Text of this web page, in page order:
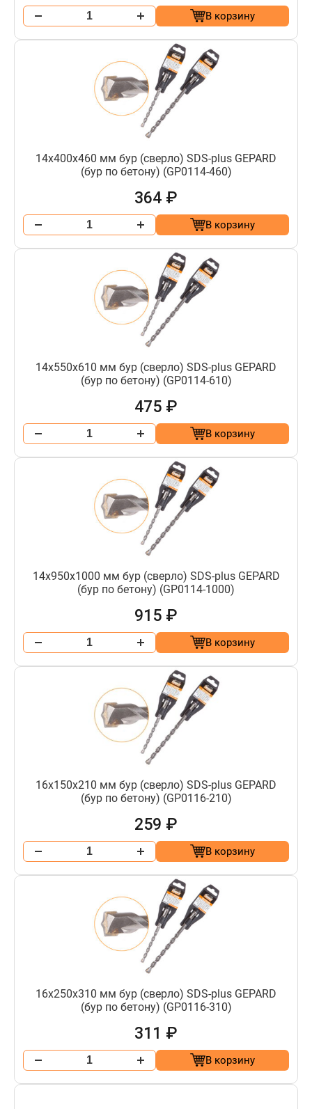
В корзину
14х400х460 мм бур (сверло) SDS-plus GEPARD
(бур по бетону) (GP0114-460)
364 ₽
В корзину
14х550х610 мм бур (сверло) SDS-plus GEPARD
(бур по бетону) (GP0114-610)
475 ₽
В корзину
14х950х1000 мм бур (сверло) SDS-plus GEPARD
(бур по бетону) (GP0114-1000)
915 ₽
В корзину
16х150х210 мм бур (сверло) SDS-plus GEPARD
(бур по бетону) (GP0116-210)
259 ₽
В корзину
16х250х310 мм бур (сверло) SDS-plus GEPARD
(бур по бетону) (GP0116-310)
311 ₽
В корзину